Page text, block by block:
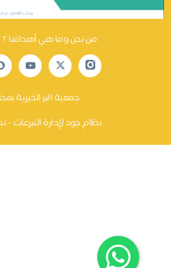
من نحن وما هي أهدافنا ؟ |
جمعية البر الخيرية
نظام جود لإدارة التبرعات -